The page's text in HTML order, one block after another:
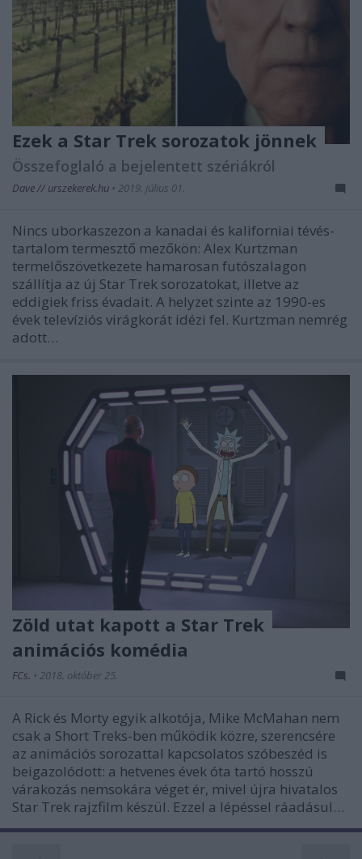
Ezek a Star Trek sorozatok jönnek
Összefoglaló a bejelentett szériákról
Dave // urszekerek.hu • 2019. július 01.
Nincs uborkaszezon a kanadai és kaliforniai tévés-
tartalom termesztő mezőkön: Alex Kurtzman
termelőszövetkezete hamarosan futószalagon
szállítja az új Star Trek sorozatokat, illetve az
eddigiek friss évadait. A helyzet szinte az 1990-es
évek televíziós virágkorát idézi fel. Kurtzman nemrég
adott…
Zöld utat kapott a Star Trek
animációs komédia
FCs. • 2018. október 25.
A Rick és Morty egyik alkotója, Mike McMahan nem
csak a Short Treks-ben működik közre, szerencsére
az animációs sorozattal kapcsolatos szóbeszéd is
beigazolódott: a hetvenes évek óta tartó hosszú
várakozás nemsokára véget ér, mivel újra hivatalos
Star Trek rajzfilm készül. Ezzel a lépéssel ráadásul…